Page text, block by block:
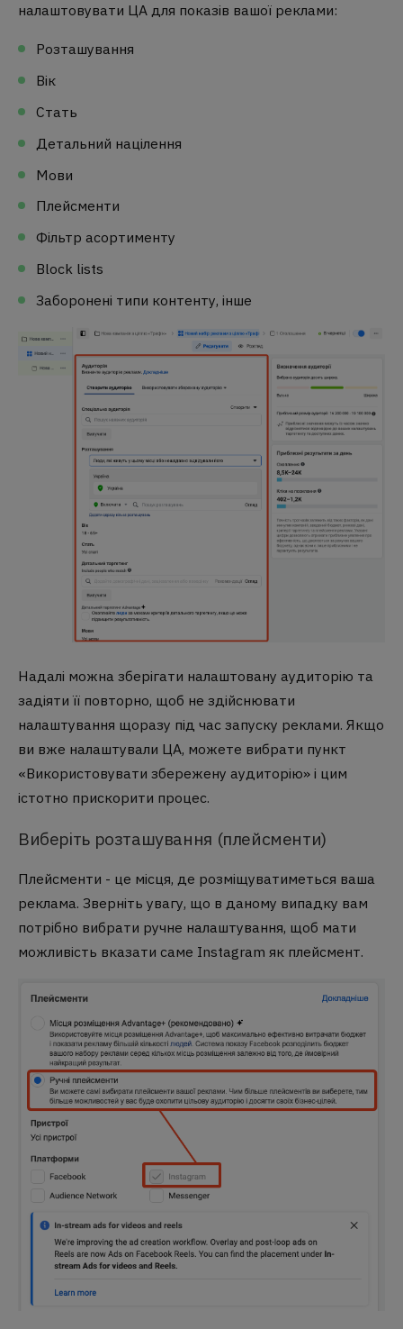
налаштовувати ЦА для показів вашої реклами:
Розташування
Вік
Стать
Детальний націлення
Мови
Плейсменти
Фільтр асортименту
Block lists
Заборонені типи контенту, інше
Надалі можна зберігати налаштовану аудиторію та
задіяти її повторно, щоб не здійснювати
налаштування щоразу під час запуску реклами. Якщо
ви вже налаштували ЦА, можете вибрати пункт
«Використовувати збережену аудиторію» і цим
істотно прискорити процес.
Виберіть розташування (плейсменти)
Плейсменти - це місця, де розміщуватиметься ваша
реклама. Зверніть увагу, що в даному випадку вам
потрібно вибрати ручне налаштування, щоб мати
можливість вказати саме Instagram як плейсмент.